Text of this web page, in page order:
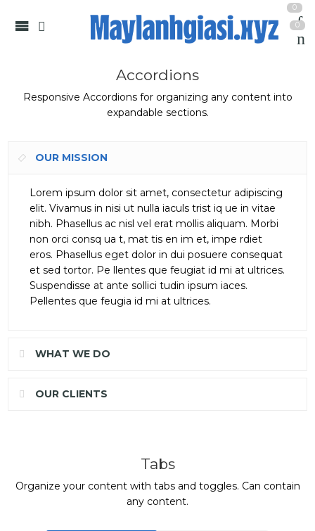
0
0
Accordions
Responsive Accordions for organizing any content into
expandable sections.
OUR MISSION
Lorem ipsum dolor sit amet, consectetur adipiscing
elit. Vivamus in nisi ut nulla iaculs trist iq ue in vitae
nibh. Phasellus ac nisl vel erat mollis aliquam. Morbi
non orci consq ua t, mat tis en im et, impe rdiet
eros. Phasellus eget dolor in dui posuere consequat
et sed tortor. Pe llentes que feugiat id mi at ultrices.
Suspendisse at ante sollici tudin ipsum iaces.
Pellentes que feugia id mi at ultrices.
WHAT WE DO
OUR CLIENTS
Tabs
Organize your content with tabs and toggles. Can contain
any content.